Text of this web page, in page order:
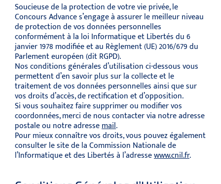
Soucieuse de la protection de votre vie privée, le
Concours Advance s’engage à assurer le meilleur niveau
de protection de vos données personnelles
conformément à la loi Informatique et Libertés du 6
janvier 1978 modifiée et au Règlement (UE) 2016/679 du
Parlement européen (dit RGPD).
Nos conditions générales d’utilisation ci-dessous vous
permettent d’en savoir plus sur la collecte et le
traitement de vos données personnelles ainsi que sur
vos droits d’accès, de rectification et d’opposition.
Si vous souhaitez faire supprimer ou modifier vos
coordonnées, merci de nous contacter via notre adresse
postale ou notre adressemail.
Pour mieux connaître vos droits, vous pouvez également
consulter le site de la Commission Nationale de
l’Informatique et des Libertés à l’adressewww.cnil.fr.